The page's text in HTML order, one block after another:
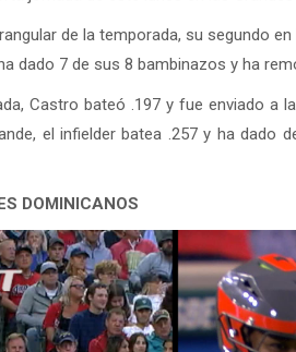
de la temporada, su segundo
dado 7 de sus 8 bambinazos y ha
Castro bateó .197 y fue enviado a
el infielder batea .257 y ha dado
DOMINICANOS